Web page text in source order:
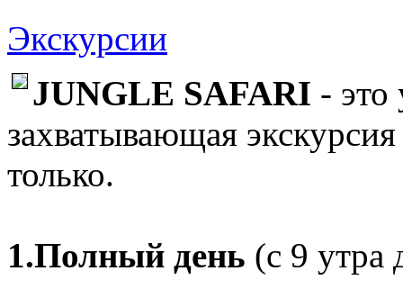
Экскурсии
JUNGLE SAFARI - это
захватывающая
только.
1.Полный день (с 9 утра